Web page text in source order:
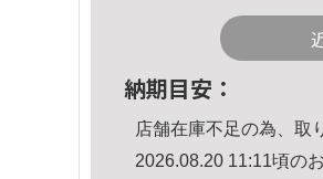
納期目安：
店舗在庫不足の為、取
2026.08.20 11:11頃の